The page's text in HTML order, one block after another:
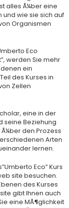
alles Ã¼ber eine
wie sie sich auf
Organismen
Eco
werden Sie mehr
ein
des Kurses in
Zellen
eine in der
seine Beziehung
den Prozess
Arten
lernen.
Eco” Kurs
site besuchen.
des Kurses
gibt Ihnen auch
eine MÃ¶glichkeit